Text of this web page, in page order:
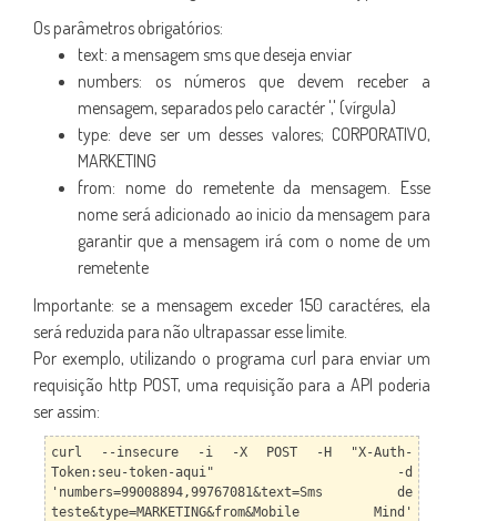
Os parâmetros obrigatórios:
text: a mensagem sms que deseja enviar
numbers: os números que devem receber a
mensagem, separados pelo caractér ',' (vírgula)
type: deve ser um desses valores; CORPORATIVO,
MARKETING
from: nome do remetente da mensagem. Esse
nome será adicionado ao inicio da mensagem para
garantir que a mensagem irá com o nome de um
remetente
Importante: se a mensagem exceder 150 caractéres, ela
será reduzida para não ultrapassar esse limite.
Por exemplo, utilizando o programa curl para enviar um
requisição http POST, uma requisição para a API poderia
ser assim:
curl --insecure -i -X POST -H "X-Auth-
Token:seu-token-aqui" -d
'numbers=99008894,99767081&text=Sms de
teste&type=MARKETING&from&Mobile Mind'